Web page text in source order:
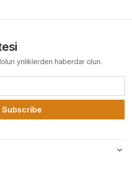
ynliklerden haberdar olun.
Subscribe